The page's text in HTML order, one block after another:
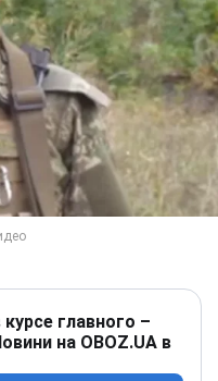
главного –
на OBOZ.UA в